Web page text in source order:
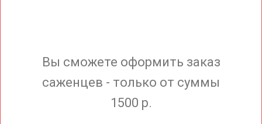
Вы сможете оформить заказ
саженцев - только от суммы
1500 р.